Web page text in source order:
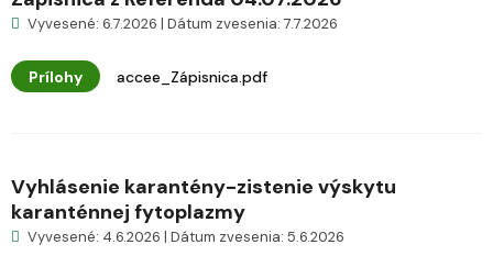
Vyvesené: 6.7.2026 | Dátum zvesenia: 7.7.2026
Prílohy accee_Zápisnica.pdf
Vyhlásenie karantény-zistenie výskytu
karanténnej fytoplazmy
Vyvesené: 4.6.2026 | Dátum zvesenia: 5.6.2026